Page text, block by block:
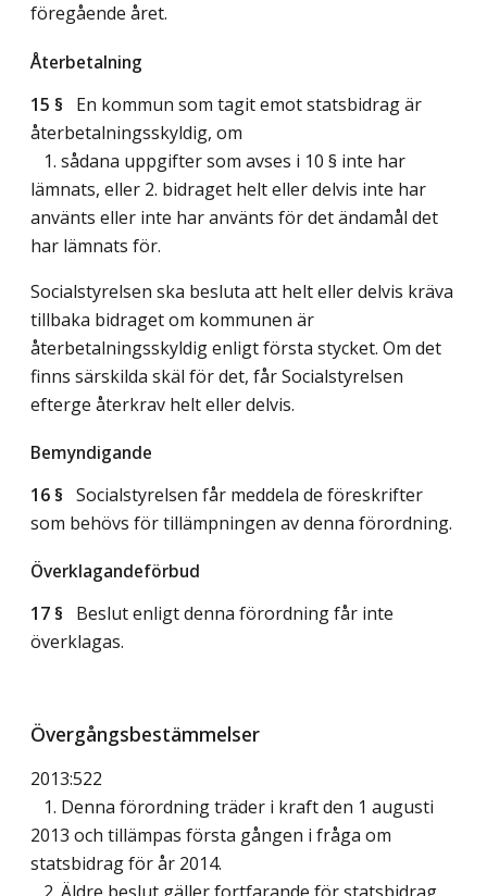
föregående året.
Återbetalning
15 § En kommun som tagit emot statsbidrag är
återbetalningsskyldig, om
1. sådana uppgifter som avses i 10 § inte har
lämnats, eller 2. bidraget helt eller delvis inte har
använts eller inte har använts för det ändamål det
har lämnats för.
Socialstyrelsen ska besluta att helt eller delvis kräva
tillbaka bidraget om kommunen är
återbetalningsskyldig enligt första stycket. Om det
finns särskilda skäl för det, får Socialstyrelsen
efterge återkrav helt eller delvis.
Bemyndigande
16 § Socialstyrelsen får meddela de föreskrifter
som behövs för tillämpningen av denna förordning.
Överklagandeförbud
17 § Beslut enligt denna förordning får inte
överklagas.
Övergångsbestämmelser
2013:522
1. Denna förordning träder i kraft den 1 augusti
2013 och tillämpas första gången i fråga om
statsbidrag för år 2014.